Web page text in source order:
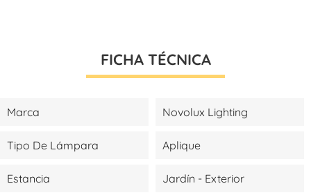
FICHA TÉCNICA
Marca Novolux Lighting
Tipo De Lámpara Aplique
Estancia Jardín - Exterior